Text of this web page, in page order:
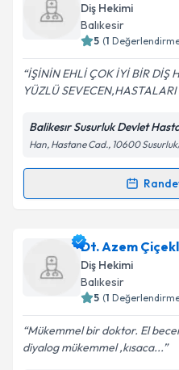
Size bu uzmandan
hazırlandığında e-
Kişisel verilerimin
Metni'ni okudum ve
kapsamda
Diş Hekimi
Balıkesir
5 (1
İŞİNİN EHLİ ÇOK İYİ BİR DİŞ
YÜZLÜ SEVECEN,HASTALARI
Balikesır Susurluk Devlet
Han, Hastane Cad., 10600
Randevu Takvimi
Dt. Faruk Yanık için
Size bu uzmandan
hazırlandığında e-
Dt. Azem
Diş Hekimi
Balıkesir
5 (1
Mükemmel bir doktor. El
diyalog mükemmel ,kısaca...